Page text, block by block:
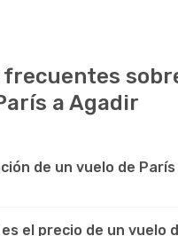
a Agadir
de un vuelo de París
el precio de un vuelo